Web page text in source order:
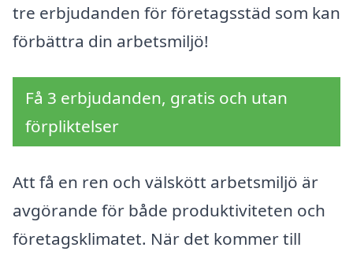
tre erbjudanden för företagsstäd som kan
förbättra din arbetsmiljö!
Få 3 erbjudanden, gratis och utan
förpliktelser
Att få en ren och välskött arbetsmiljö är
avgörande för både produktiviteten och
företagsklimatet. När det kommer till